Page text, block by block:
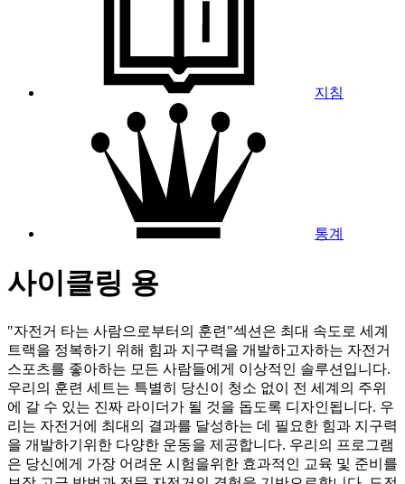
지침
통계
사이클링 용
"자전거 타는 사람으로부터의 훈련"섹션은 최대 속도로 세계
트랙을 정복하기 위해 힘과 지구력을 개발하고자하는 자전거
스포츠를 좋아하는 모든 사람들에게 이상적인 솔루션입니다.
우리의 훈련 세트는 특별히 당신이 청소 없이 전 세계의 주위
에 갈 수 있는 진짜 라이더가 될 것을 돕도록 디자인됩니다. 우
리는 자전거에 최대의 결과를 달성하는 데 필요한 힘과 지구력
을 개발하기위한 다양한 운동을 제공합니다. 우리의 프로그램
은 당신에게 가장 어려운 시험을위한 효과적인 교육 및 준비를